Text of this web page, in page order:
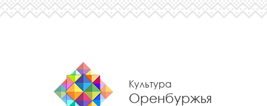
Культура
Оренбуржья